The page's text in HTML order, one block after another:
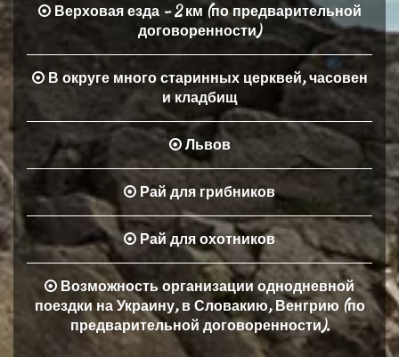
Верховая езда - 2 км (по предварительной
договоренности)
В округе много старинных церквей, часовен
и кладбищ
Львов
Рай для грибников
Рай для охотников
Возможность организации однодневной
поездки на Украину, в Словакию, Венгрию (по
предварительной договоренности).